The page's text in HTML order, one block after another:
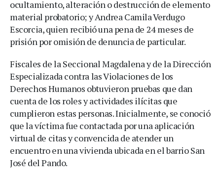
ocultamiento, alteración o destrucción de elemento
material probatorio; y Andrea Camila Verdugo
Escorcia, quien recibió una pena de 24 meses de
prisión por omisión de denuncia de particular.
Fiscales de la Seccional Magdalena y de la Dirección
Especializada contra las Violaciones de los
Derechos Humanos obtuvieron pruebas que dan
cuenta de los roles y actividades ilícitas que
cumplieron estas personas. Inicialmente, se conoció
que la víctima fue contactada por una aplicación
virtual de citas y convencida de atender un
encuentro en una vivienda ubicada en el barrio San
José del Pando.